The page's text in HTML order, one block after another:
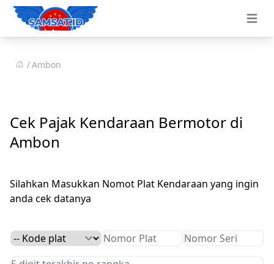
Open
Ambon
Cek Pajak Kendaraan Bermotor di
Ambon
Silahkan Masukkan Nomot Plat Kendaraan yang ingin
anda cek datanya